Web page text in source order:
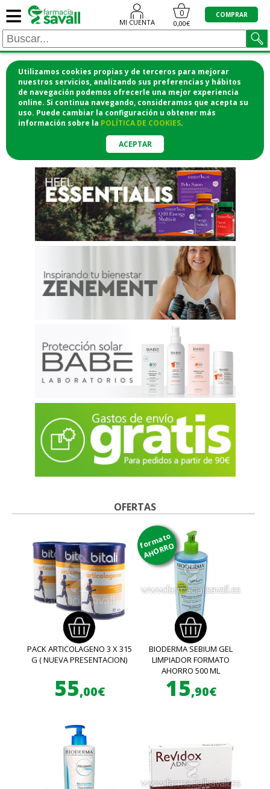
Utilizamos cookies propias y de terceros para mejorar
nuestros servicios, analizando sus preferencias y hábitos
de navegación podemos ofrecerle una mejor experiencia
online. Si continua navegando, consideramos que acepta su
uso. Puede cambiar la configuración u obtener más
información sobre la POLÍTICA DE COOKIES.
ACEPTAR
≡ MI CUENTA
0
0,00€
COMPRAR
¡COMPRA CÓMODAMENTE
DESDE CASA Y RECOGE EN LA
FARMACIA!o si lo prefieres te lo mandamos
a casa
OFERTAS
PACK ARTICOLAGENO 3 X 315
G ( NUEVA PRESENTACION)
55,00€
formato
AHORRO
BIODERMA SEBIUM GEL
LIMPIADOR FORMATO
AHORRO 500 ML
15,90€